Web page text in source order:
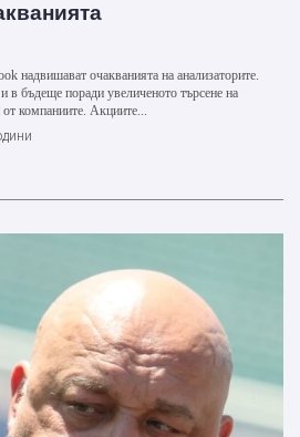
надвишават очакванията на анализаторите.
в бъдеще поради увеличеното търсене на
компаниите. Акциите...